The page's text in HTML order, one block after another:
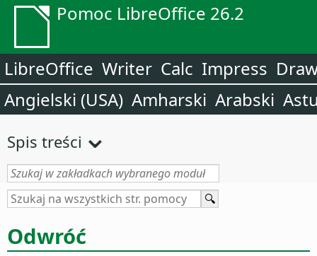
Pomoc LibreOffice 26.2
LibreOffice Writer Calc Impress
Angielski (USA) Amharski Arabski
Spis treści
Odwróć